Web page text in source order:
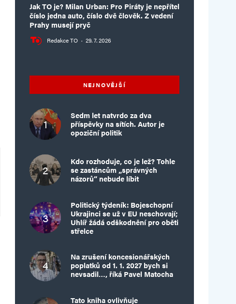
Jak TO je? Milan Urban: Pro Piráty je nepřítel
číslo jedna auto, číslo dvě člověk. Z vedení
Prahy musejí pryč
Redakce TO · 29. 7. 2026
NEJNOVĚJŠÍ
Sedm let natvrdo za dva
příspěvky na sítích. Autor je
opoziční politik
Kdo rozhoduje, co je lež? Tohle
se zastáncům „správných
názorů“ nebude líbit
Politický týdeník: Bojeschopní
Ukrajinci se už v EU neschovají;
Uhlíř žádá odškodnění pro oběti
střelce
Na zrušení koncesionářských
poplatků od 1. 1. 2027 bych si
nevsadil…, říká Pavel Matocha
Tato kniha ovlivňuje